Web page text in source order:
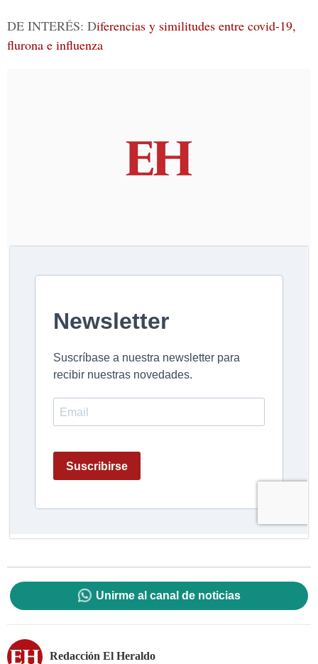
DE INTERÉS: Diferencias y similitudes entre covid-19,
flurona e influenza
Unirme al canal de noticias
Redacción El Heraldo